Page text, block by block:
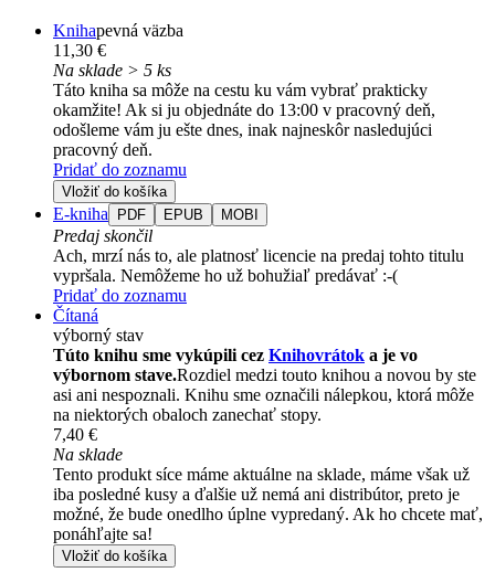
Knihapevná väzba
11,30 €
Na sklade > 5 ks
Táto kniha sa môže na cestu ku vám vybrať prakticky
okamžite! Ak si ju objednáte do 13:00 v pracovný deň,
odošleme vám ju ešte dnes, inak najneskôr nasledujúci
pracovný deň.
Pridať do zoznamu
Vložiť do košíka
E-kniha PDF EPUB MOBI
Predaj skončil
Ach, mrzí nás to, ale platnosť licencie na predaj tohto titulu
vypršala. Nemôžeme ho už bohužiaľ predávať :-(
Pridať do zoznamu
Čítaná
výborný stav
Túto knihu sme vykúpili cez Knihovrátok a je vo
výbornom stave.Rozdiel medzi touto knihou a novou by ste
asi ani nespoznali. Knihu sme označili nálepkou, ktorá môže
na niektorých obaloch zanechať stopy.
7,40 €
Na sklade
Tento produkt síce máme aktuálne na sklade, máme však už
iba posledné kusy a ďalšie už nemá ani distribútor, preto je
možné, že bude onedlho úplne vypredaný. Ak ho chcete mať,
ponáhľajte sa!
Vložiť do košíka